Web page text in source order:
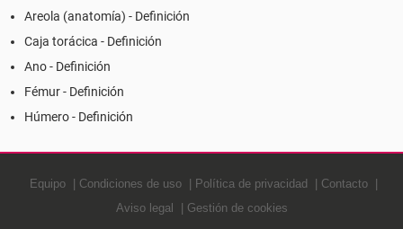
Areola (anatomía) - Definición
Caja torácica - Definición
Ano - Definición
Fémur - Definición
Húmero - Definición
Equipo Condiciones de uso Política de privacidad
Contacto
Aviso legal
Gestión de cookies